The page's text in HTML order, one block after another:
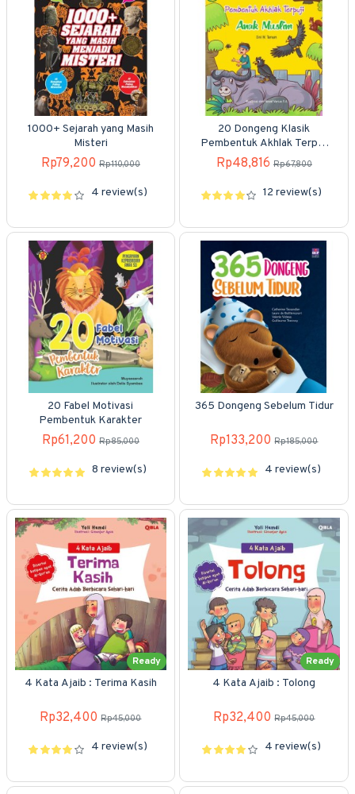
1000+ Sejarah yang Masih
Misteri
Rp79,200 Rp110,000
4 review(s)
20 Dongeng Klasik
Pembentuk Akhlak Terpuji
Anak Muslim
Rp48,816 Rp67,800
12 review(s)
20 Fabel Motivasi
Pembentuk Karakter
Rp61,200 Rp85,000
8 review(s)
365 Dongeng Sebelum Tidur
Rp133,200 Rp185,000
4 review(s)
Ready
4 Kata Ajaib : Terima Kasih
Rp32,400 Rp45,000
4 review(s)
Ready
4 Kata Ajaib : Tolong
Rp32,400 Rp45,000
4 review(s)